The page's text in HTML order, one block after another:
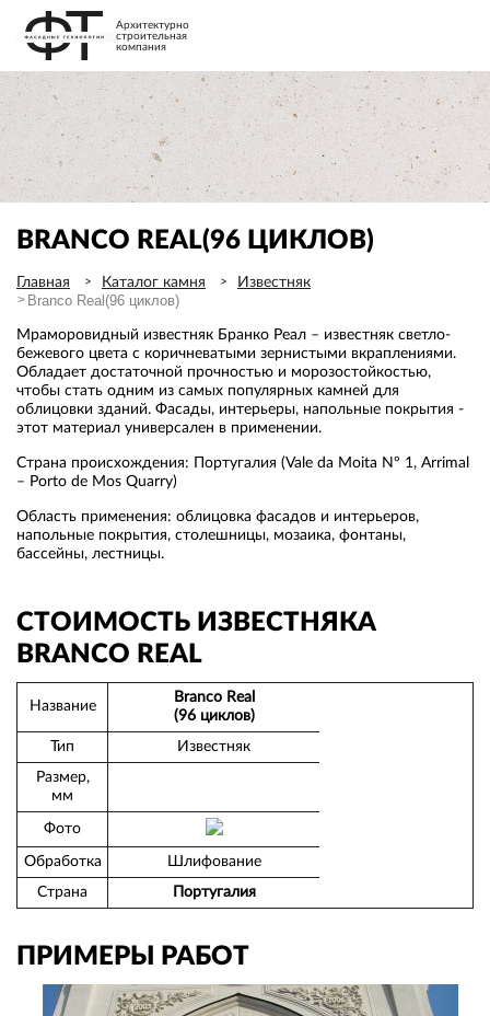
Архитектурно
строительная
компания
BRANCO REAL(96 ЦИКЛОВ)
Главная Каталог камня Известняк
Branco Real(96 циклов)
Мраморовидный известняк Бранко Реал – известняк светло-
бежевого цвета с коричневатыми зернистыми вкраплениями.
Обладает достаточной прочностью и морозостойкостью,
чтобы стать одним из самых популярных камней для
облицовки зданий. Фасады, интерьеры, напольные покрытия -
этот материал универсален в применении.
Страна происхождения: Португалия (Vale da Moita Nº 1, Arrimal
– Porto de Mos Quarry)
Область применения: облицовка фасадов и интерьеров,
напольные покрытия, столешницы, мозаика, фонтаны,
бассейны, лестницы.
СТОИМОСТЬ ИЗВЕСТНЯКА
BRANCO REAL
Название
Branco Real
(96 циклов)
Тип
Известняк
Размер,
мм
Фото
Обработка
Шлифование
Страна
Португалия
ПРИМЕРЫ РАБОТ